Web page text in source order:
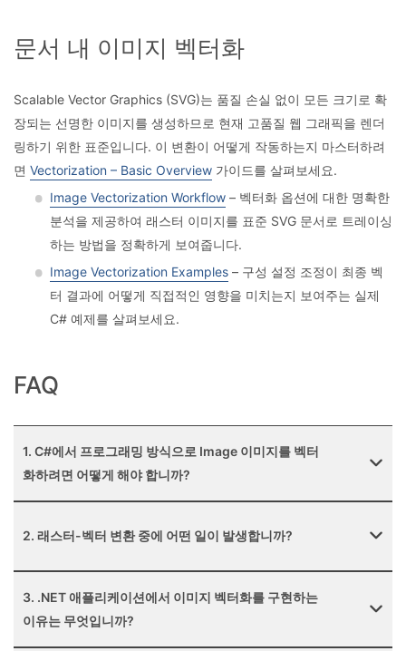
문서 내 이미지 벡터화
Scalable Vector Graphics (SVG)는 품질 손실 없이 모든 크기로 확
장되는 선명한 이미지를 생성하므로 현재 고품질 웹 그래픽을 렌더
링하기 위한 표준입니다. 이 변환이 어떻게 작동하는지 마스터하려
면 Vectorization – Basic Overview 가이드를 살펴보세요.
Image Vectorization Workflow – 벡터화 옵션에 대한 명확한
분석을 제공하여 래스터 이미지를 표준 SVG 문서로 트레이싱
하는 방법을 정확하게 보여줍니다.
Image Vectorization Examples – 구성 설정 조정이 최종 벡
터 결과에 어떻게 직접적인 영향을 미치는지 보여주는 실제
C# 예제를 살펴보세요.
FAQ
1. C#에서 프로그래밍 방식으로 Image 이미지를 벡터
화하려면 어떻게 해야 합니까?
2. 래스터-벡터 변환 중에 어떤 일이 발생합니까?
3. .NET 애플리케이션에서 이미지 벡터화를 구현하는
이유는 무엇입니까?